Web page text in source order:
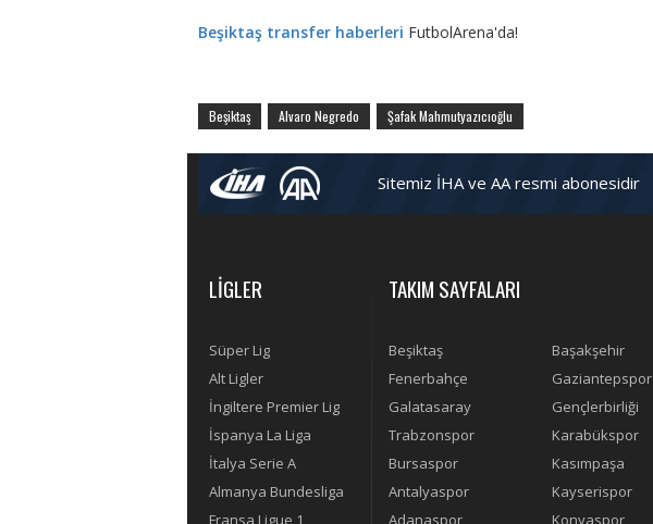
Beşiktaş transfer haberleri FutbolArena'da!
Beşiktaş Alvaro Negredo Şafak Mahmutyazıcıoğlu
Sitemiz İHA ve AA resmi abonesidir
LİGLER
Süper Lig
Alt Ligler
İngiltere Premier Lig
İspanya La Liga
İtalya Serie A
Almanya Bundesliga
Fransa Ligue 1
TAKIM SAYFALARI
Beşiktaş Başakşehir
Fenerbahçe
Gaziantepspor
Galatasaray
Gençlerbirliği
Trabzonspor
Karabükspor
Bursaspor
Kasımpaşa
Antalyaspor
Kayserispor
Adanaspor
Konyaspor